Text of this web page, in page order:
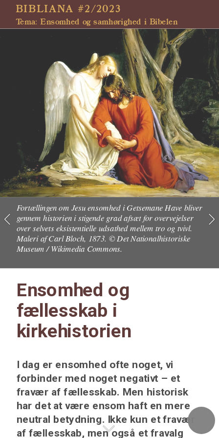
BIBLIANA #2/2023
Tema: Ensomhed og samhørighed i Bibelen
Fortællingen om Jesu ensomhed i Getsemane Have bliver
gennem historien i stigende grad afsæt for overvejelser
over selvets eksistentielle udsathed mellem tro og tvivl.
Maleri af Carl Bloch, 1873. © Det Nationalhistoriske
Museum / Wikimedia Commons.
Ensomhed og
fællesskab i
kirkehistorien
I dag er ensomhed ofte noget, vi
forbinder med noget negativt – et
fravær af fællesskab. Men historisk
har det at være ensom haft en mere
neutral betydning. Ikke kun et fravær
af fællesskab, men også et fravalg